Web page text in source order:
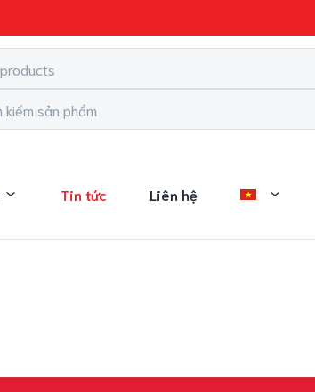
Tin tức Liên hệ